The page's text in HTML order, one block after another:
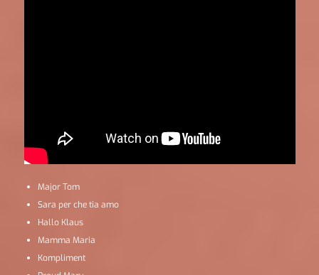
Major Tom
Sara per che tia amo
Hallo Klaus
Mamma Maria
Kompliment